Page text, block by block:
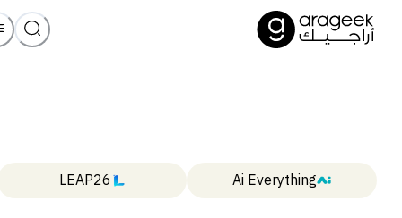
Ai Everything
LEAP26